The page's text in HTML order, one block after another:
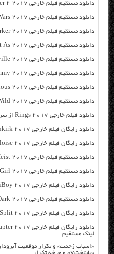
دانلود مستقیم فیلم خارجی John Wick: Chapter 2 2017 از سرور سایت
دانلود مستقیم فیلم خارجی Cross Wars 2017 از سرور سایت
دانلود مستقیم فیلم خارجی Fifty Shades Darker 2017 از سرور سایت
دانلود مستقیم فیلم خارجی From Straight As 2017 از سرور سایت
دانلود مستقیم فیلم خارجی Zeroville 2017 از سرور سایت
دانلود مستقیم فیلم خارجی The Mummy 2017 از سرور سایت
دانلود مستقیم فیلم خارجی The Fate of the Furious 2017 از سرور سایت
دانلود مستقیم فیلم خارجی Running Wild 2017 از سرور سایت
دانلود فیلم خارجی Rings 2017 از سرور سایت
دانلود رایگان فیلم خارجی Dunkirk 2017 با لینک مستقیم
دانلود رایگان فیلم خارجی Eloise 2017 با لینک مستقیم
دانلود مستقیم فیلم خارجی Essex Heist 2017 از سرور سایت
دانلود مستقیم فیلم خارجی Get the Girl 2017 از سرور سایت
دانلود رایگان فیلم خارجی iBoy 2017 با لینک مستقیم
دانلود مستقیم فیلم خارجی Justice League Dark 2017 از سرور سایت
دانلود رایگان فیلم خارجی Split 2017 با لینک مستقیم
لینک مستقیم
«اسباب زحمت» و تکرار موقعیت